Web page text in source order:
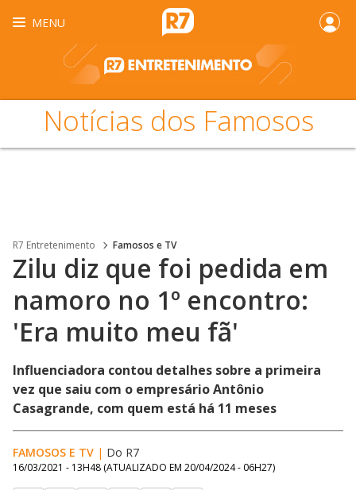
MENU
Notícias dos Famosos
R7 Entretenimento Famosos e TV
Zilu diz que foi pedida em
namoro no 1º encontro:
'Era muito meu fã'
Influenciadora contou detalhes sobre a primeira
vez que saiu com o empresário Antônio
Casagrande, com quem está há 11 meses
FAMOSOS E TV | Do R7
16/03/2021 - 13H48 (ATUALIZADO EM 20/04/2024 - 06H27)